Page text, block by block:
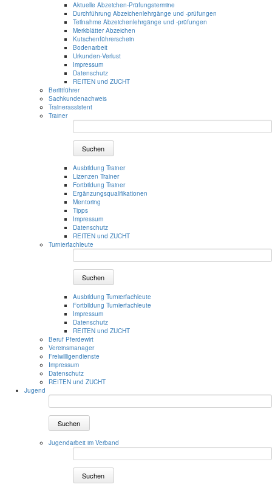
Aktuelle Abzeichen-Prüfungstermine
Durchführung Abzeichenlehrgänge und -prüfungen
Teilnahme Abzeichenlehrgänge und -prüfungen
Merkblätter Abzeichen
Kutschenführerschein
Bodenarbeit
Urkunden-Verlust
Impressum
Datenschutz
REITEN und ZUCHT
Berittführer
Sachkundenachweis
Trainerassistent
Trainer
Suchen
Ausbildung Trainer
Lizenzen Trainer
Fortbildung Trainer
Ergänzungsqualifikationen
Mentoring
Tipps
Impressum
Datenschutz
REITEN und ZUCHT
Turnierfachleute
Suchen
Ausbildung Turnierfachleute
Fortbildung Turnierfachleute
Impressum
Datenschutz
REITEN und ZUCHT
Beruf Pferdewirt
Vereinsmanager
Freiwilligendienste
Impressum
Datenschutz
REITEN und ZUCHT
Jugend
Suchen
Jugendarbeit im Verband
Suchen